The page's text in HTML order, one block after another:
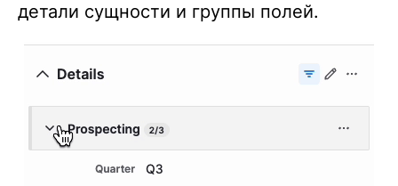
детали сущности и группы полей.